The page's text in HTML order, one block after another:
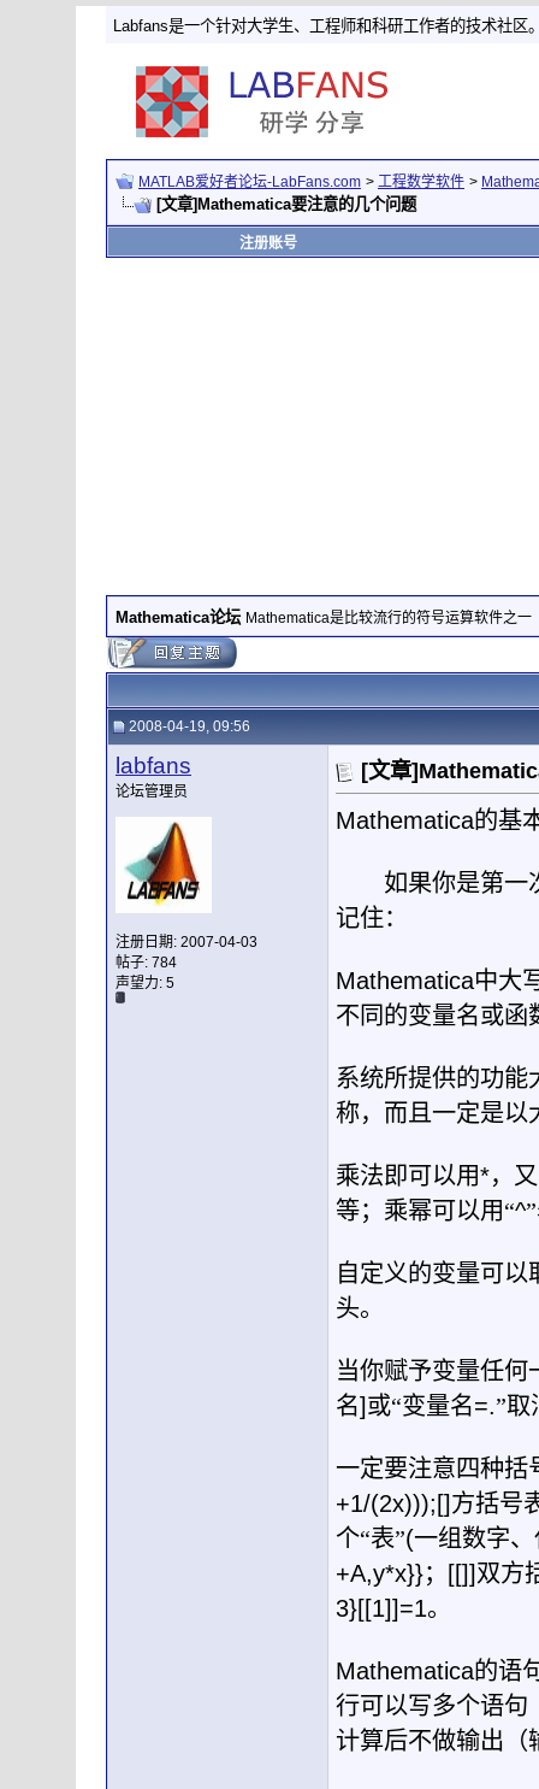
Labfans是一个针对大学生、工程师和科研工作者的技术社区
MATLAB爱好者论坛-LabFans.com > 工程数学软件 >
[文章]Mathematica要注意的几个问题
注册账号
Mathematica论坛 Mathematica是比较流行的符号运算软件之一
2008-04-19, 09:56
labfans
论坛管理员
注册日期: 2007-04-03
帖子: 784
声望力: 5
[文章
Mathematica的基
如果你是第一
记住：
Mathematica中大
不同的变量名或函
系统所提供的功能
称，而且一定是以
乘法即可以用*，
等；乘幂可以用“^
自定义的变量可
头。
当你赋予变量任何
名]或“变量名=.”取
一定要注意四种括
+1/(2x)));[]方括号
个“表”(一组数字
+A,y*x}}； [[]]双方
3}[[1]]=1。
Mathematica的语
行可以写多个语句
计算后不做输出（